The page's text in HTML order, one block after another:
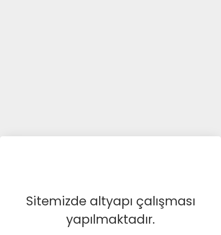
Sitemizde altyapı çalışması
yapılmaktadır.